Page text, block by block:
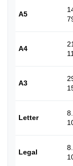
A5
A4
A3
Letter
Legal